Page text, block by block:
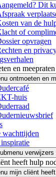
Dit
van de
of
opvragen
en
en meepraten
ontmoeten en
huis
wachttijden
verwijzers
heeft hulp
mijn cliënt